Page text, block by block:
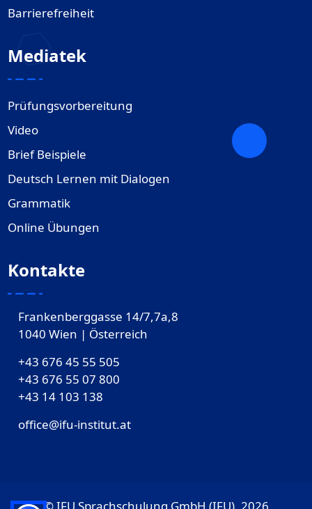
Barrierefreiheit
Mediatek
Prüfungsvorbereitung
Video
Brief Beispiele
Deutsch Lernen mit Dialogen
Grammatik
Online Übungen
Kontakte
Frankenberggasse 14/7,7a,8
1040 Wien | Österreich
+43 676 45 55 505
+43 676 55 07 800
‎+43 14 103 138
office@ifu-institut.at